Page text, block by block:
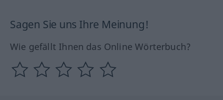
Sagen Sie uns Ihre Meinung!
Wie gefällt Ihnen das Online Wörterbuch?